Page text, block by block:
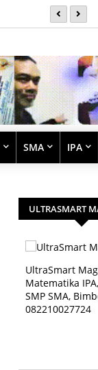
SMA IPA
ULTRASMART
UltraSmart
Matematika
SMP SMA,
082210027724